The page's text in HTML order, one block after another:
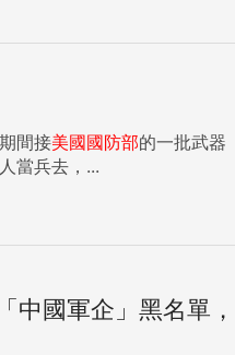
間接美國國防部的一批武器
當兵去，...
中國軍企」黑名單，